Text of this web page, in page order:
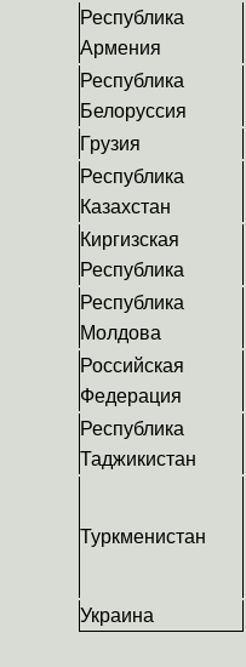
Республика
Армения
Республика
Белоруссия
Грузия
Республика
Казахстан
Киргизская
Республика
Республика
Молдова
Российская
Федерация
Республика
Таджикистан
Туркменистан
Украина